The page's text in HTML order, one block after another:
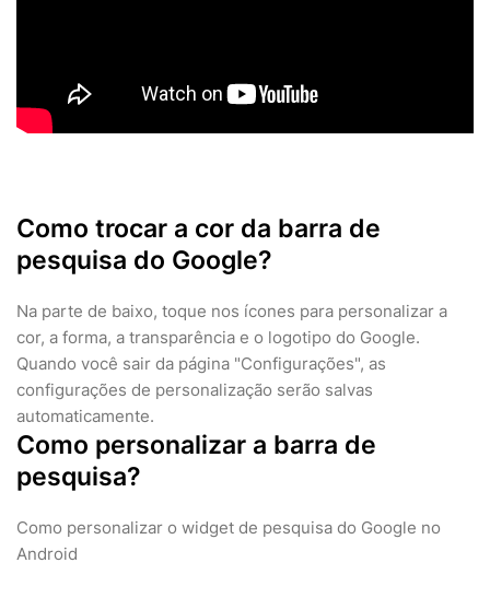
Como trocar a cor da barra de
pesquisa do Google?
Na parte de baixo, toque nos ícones para personalizar a
cor, a forma, a transparência e o logotipo do Google.
Quando você sair da página "Configurações", as
configurações de personalização serão salvas
automaticamente.
Como personalizar a barra de
pesquisa?
Como personalizar o widget de pesquisa do Google no
Android